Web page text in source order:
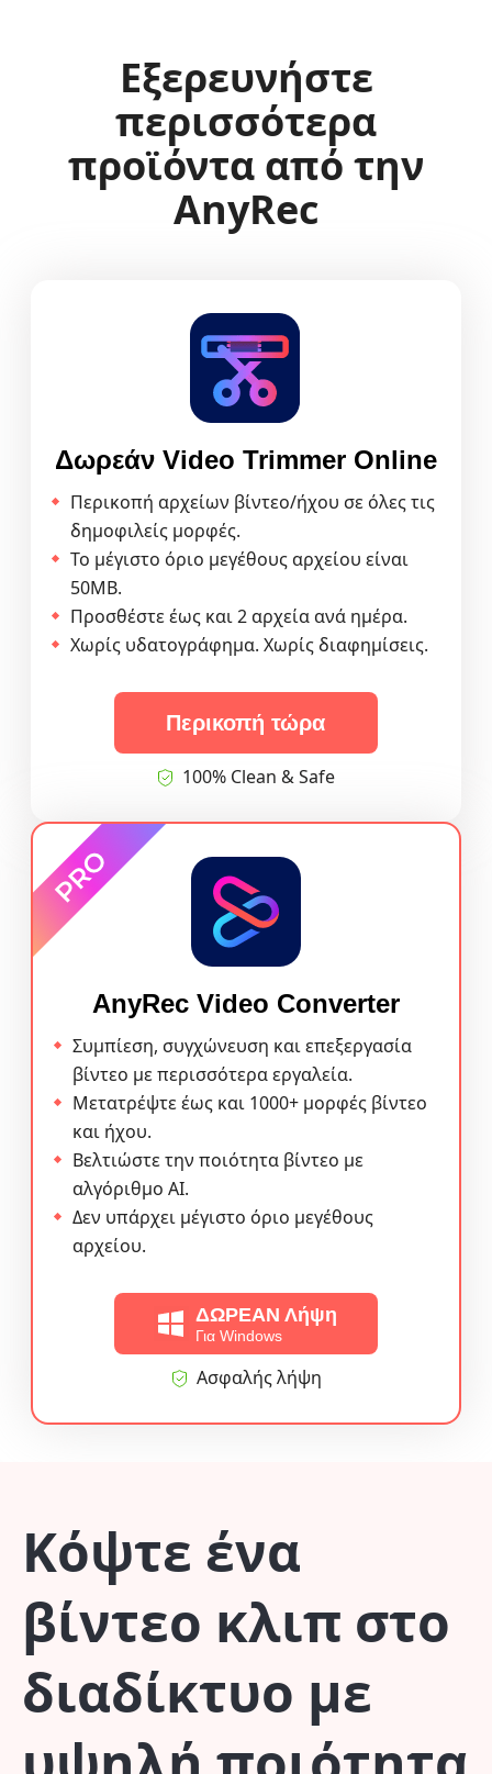
Εξερευνήστε
περισσότερα
προϊόντα από την
AnyRec
Δωρεάν Video Trimmer Online
Περικοπή αρχείων βίντεο/ήχου σε όλες τις
δημοφιλείς μορφές.
Το μέγιστο όριο μεγέθους αρχείου είναι
50MB.
Προσθέστε έως και 2 αρχεία ανά ημέρα.
Χωρίς υδατογράφημα. Χωρίς διαφημίσεις.
Περικοπή τώρα
100% Clean & Safe
AnyRec Video Converter
Συμπίεση, συγχώνευση και επεξεργασία
βίντεο με περισσότερα εργαλεία.
Μετατρέψτε έως και 1000+ μορφές βίντεο
και ήχου.
Βελτιώστε την ποιότητα βίντεο με
αλγόριθμο AI.
Δεν υπάρχει μέγιστο όριο μεγέθους
αρχείου.
ΔΩΡΕΑΝ Λήψη
Για Windows
Ασφαλής λήψη
Κόψτε ένα
βίντεο κλιπ στο
διαδίκτυο με